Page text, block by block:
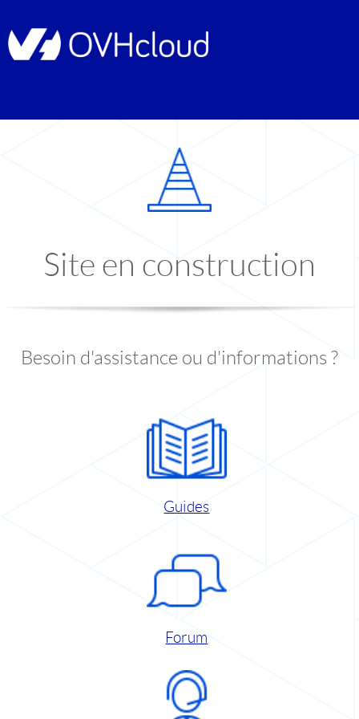
Site en construction
Besoin d'assistance ou d'informations ?
Guides
Forum